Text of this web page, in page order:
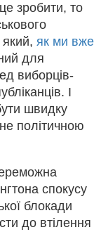
зробити, то
як ми вже
для
виборців-
І
швидку
політичною
спокусу
блокади
до втілення